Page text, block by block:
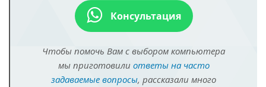
Консультация
Чтобы помочь Вам с выбором компьютера
мы приготовили ответы на часто
задаваемые вопросы, рассказали много